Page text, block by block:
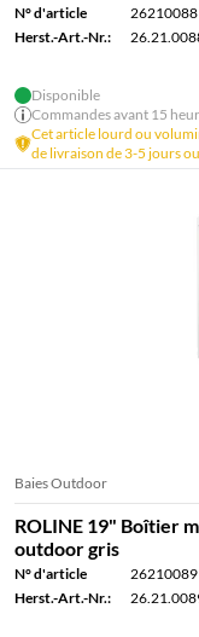
N° d'article
26210088
Herst.-Art.-Nr.:
Disponible
Commandes avant 15
Cet article lourd ou
de livraison de 3-5 jours
Baies Outdoor
ROLINE 19" Boîtier
outdoor gris
N° d'article
26210089
Herst.-Art.-Nr.: